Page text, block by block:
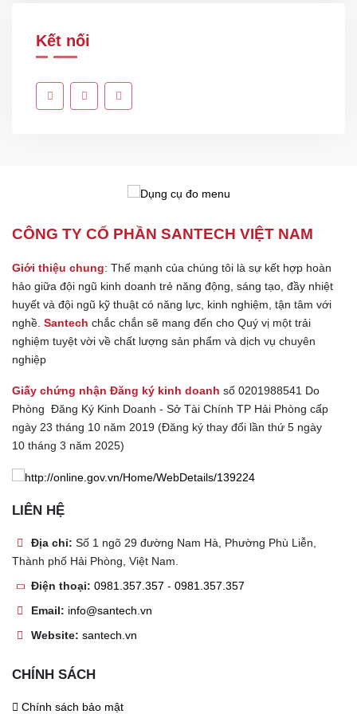
Kết nối
CÔNG TY CỔ PHẦN SANTECH VIỆT NAM
Giới thiệu chung: Thế mạnh của chúng tôi là sự kết hợp hoàn
hảo giữa đội ngũ kinh doanh trẻ năng động, sáng tạo, đầy nhiệt
huyết và đội ngũ kỹ thuật có năng lực, kinh nghiệm, tận tâm với
nghề. Santech chắc chắn sẽ mang đến cho Quý vị một trải
nghiệm tuyệt vời về chất lượng sản phẩm và dịch vụ chuyên
nghiệp
Giấy chứng nhận Đăng ký kinh doanh số 0201988541 Do
Phòng Đăng Ký Kinh Doanh - Sở Tài Chính TP Hải Phòng cấp
ngày 23 tháng 10 năm 2019 (Đăng ký thay đổi lần thứ 5 ngày
10 tháng 3 năm 2025)
LIÊN HỆ
Địa chỉ: Số 1 ngõ 29 đường Nam Hà, Phường Phù Liễn,
Thành phố Hải Phòng, Việt Nam.
Điện thoại: 0981.357.357 - 0981.357.357
Email: info@santech.vn
Website: santech.vn
CHÍNH SÁCH
Chính sách bảo mật